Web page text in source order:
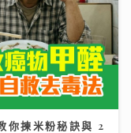
你揀米粉秘訣與 2